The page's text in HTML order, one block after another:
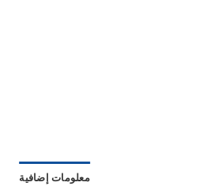
معلومات إضافية